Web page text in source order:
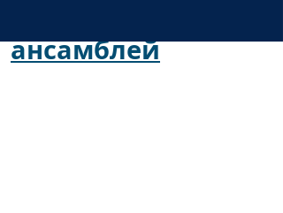
ансамблей